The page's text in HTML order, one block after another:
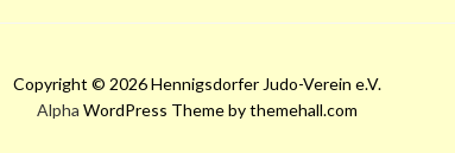
Copyright © 2026 Hennigsdorfer Judo-Verein e.V.
Alpha WordPress Theme by themehall.com